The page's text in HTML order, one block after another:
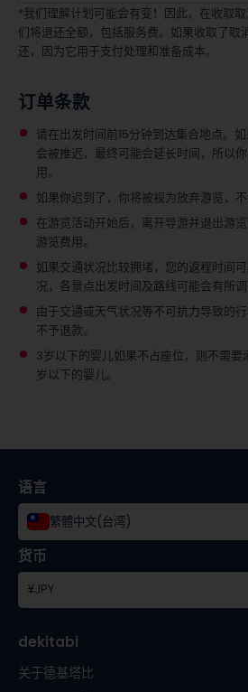
*我们理解计划可能会有变！因此，在收取
们将退还全额，包括服务费。如果收取了取
还，因为它用于支付处理和准备成本。
订单条款
请在出发时间前15分钟到达集合地点。
会被推迟，最终可能会延长时间，所以
用。
如果你迟到了，你将被视为放弃游览，
在游览活动开始后，离开导游并退出游
游览费用。
如果交通状况比较拥堵，您的返程时间
况，各景点出发时间及路线可能会有所调
由于交通或天气状况等不可抗力导致的
不予退款。
3岁以下的婴儿如果不占座位，则不需要
岁以下的婴儿。
语言
繁體中文(台湾)
货币
¥JPY
dekitabi
关于德基塔比